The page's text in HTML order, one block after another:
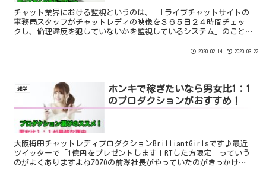
チャット業界における監視というのは、 「ライブチャットサイトの
事務局スタッフがチャットレディの映像を３６５日２４時間チェッ
クし、倫理違反を犯していないかを監視しているシステム」のこと
チャットサイトの事務局スタッフ”ということです。2020.02.14 2020.03.22
雑学
ホンキで稼ぎたいなら男女比1：1
のプロダクションがおすすめ！
大阪梅田チャットレディプロダクションBrilliantGirlsです♪最近
ツイッターで「1億円をプレゼントします！RTした方限定」っていう
のがよくありますよねZOZOの前澤社長がやっていたのがきっかけで